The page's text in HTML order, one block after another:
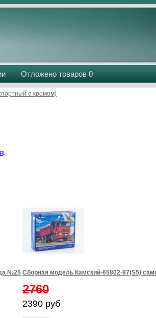
Отложено товаров 0
с хромом)
№25 Сборная модель Камский-65802-87(S5)
2760
2390 руб